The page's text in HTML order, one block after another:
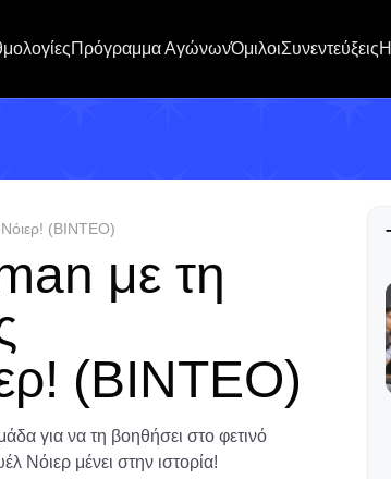
Πρόγραμμα ΑγώνωνΌμιλοιΣυνεντεύξεις
Νόιερ! (ΒΙΝΤΕΟ)
με τη
(ΒΙΝΤΕΟ)
για να τη βοηθήσει στο φετινό
Νόιερ μένει στην ιστορία!